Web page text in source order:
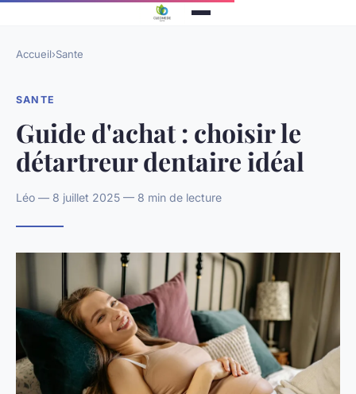
Accueil›Sante
SANTE
Guide d'achat : choisir le
détartreur dentaire idéal
Léo — 8 juillet 2025 — 8 min de lecture